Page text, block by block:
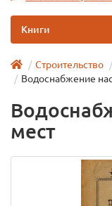
Книги
Строительство
Водоснабжение
мест